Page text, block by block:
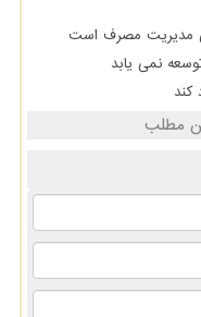
مدیریت مصرف است
نمی یابد
کند
مطلب